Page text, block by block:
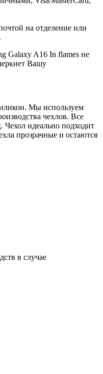
на отделение или
Galaxy A16 In flames не
Вашу
Мы используем
чехлов. Все
Чехол идеально подходит
прозрачные и остаются
в случае